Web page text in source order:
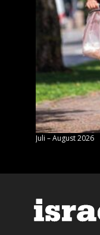
Juli – August 2026